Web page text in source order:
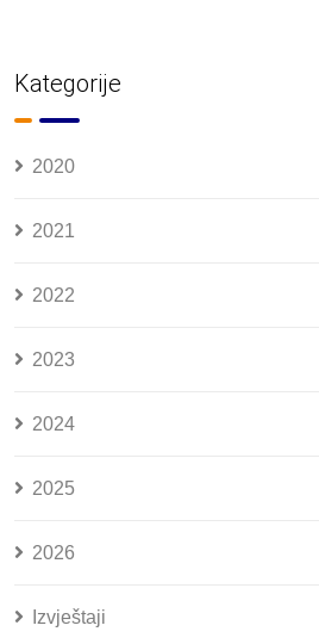
Kategorije
2020
2021
2022
2023
2024
2025
2026
Izvještaji